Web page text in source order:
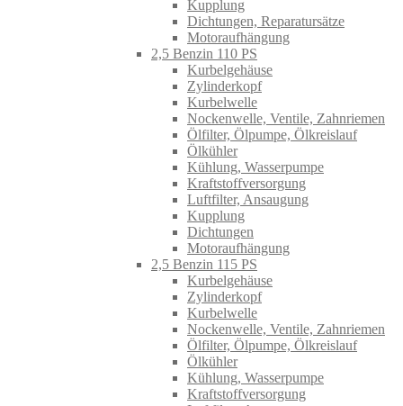
Kupplung
Dichtungen, Reparatursätze
Motoraufhängung
2,5 Benzin 110 PS
Kurbelgehäuse
Zylinderkopf
Kurbelwelle
Nockenwelle, Ventile, Zahnriemen
Ölfilter, Ölpumpe, Ölkreislauf
Ölkühler
Kühlung, Wasserpumpe
Kraftstoffversorgung
Luftfilter, Ansaugung
Kupplung
Dichtungen
Motoraufhängung
2,5 Benzin 115 PS
Kurbelgehäuse
Zylinderkopf
Kurbelwelle
Nockenwelle, Ventile, Zahnriemen
Ölfilter, Ölpumpe, Ölkreislauf
Ölkühler
Kühlung, Wasserpumpe
Kraftstoffversorgung